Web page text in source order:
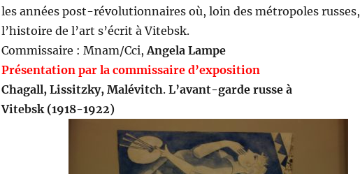
les années post-révolutionnaires où, loin des métropoles russes,
l’histoire de l’art s’écrit à Vitebsk.
Commissaire : Mnam/Cci,Angela Lampe
Présentation par la commissaire d’exposition
Chagall, Lissitzky, Malévitch. L’avant-garde russe à
Vitebsk (1918-1922)